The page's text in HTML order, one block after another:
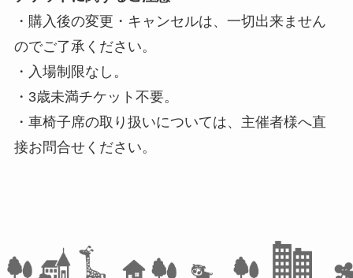
・購入後の変更・キャンセルは、一切出来ません
のでご了承ください。
・入場制限なし。
・3歳未満チケット不要。
・車椅子席の取り扱いについては、主催者様へ直
接お問合せください。